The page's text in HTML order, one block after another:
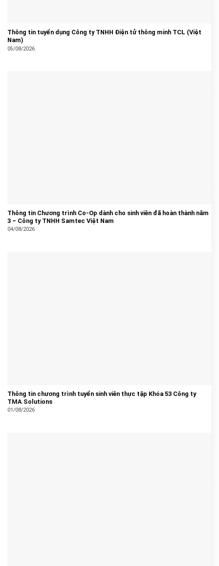
Thông tin tuyển dụng Công ty TNHH Điện tử thông minh TCL (Việt
Nam)
05/08/2026
Thông tin Chương trình Co-Op dành cho sinh viên đã hoàn thành năm
3 – Công ty TNHH Samtec Việt Nam
04/08/2026
Thông tin chương trình tuyển sinh viên thực tập Khóa 53 Công ty
TMA Solutions
01/08/2026